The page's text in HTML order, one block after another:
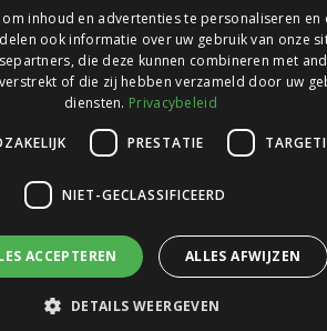
© 2026 Ledlichtdiscounter.nl
op
inhoud en advertenties te personaliseren en
ook informatie over uw gebruik van onze
die deze kunnen combineren met
of die zij hebben verzameld door uw
diensten. Privacybeleid
PRESTATIE
NIET-GECLASSIFICEERD
ACCEPTEREN ALLES AFWIJZEN
DETAILS WEERGEVEN